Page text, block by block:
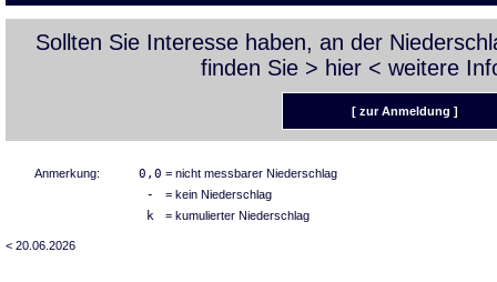
Sollten Sie Interesse haben, an der
finden Sie > hier < weitere
[ zur Anmeldung ]
Anmerkung: 0,0 = nicht messbarer Niederschlag
- = kein Niederschlag
k = kumulierter Niederschlag
< 20.06.2026